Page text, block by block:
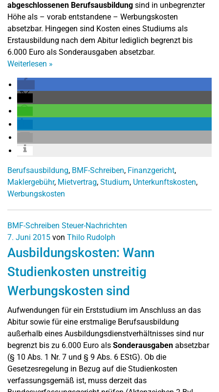
abgeschlossenen Berufsausbildung sind in unbegrenzter
Höhe als – vorab entstandene – Werbungskosten
absetzbar. Hingegen sind Kosten eines Studiums als
Erstausbildung nach dem Abitur lediglich begrenzt bis
6.000 Euro als Sonderausgaben absetzbar.
Weiterlesen »
Berufsausbildung, BMF-Schreiben, Finanzgericht,
Maklergebühr, Mietvertrag, Studium, Unterkunftskosten,
Werbungskosten
BMF-Schreiben Steuer-Nachrichten
7. Juni 2015 von Thilo Rudolph
Ausbildungskosten: Wann
Studienkosten unstreitig
Werbungskosten sind
Aufwendungen für ein Erststudium im Anschluss an das
Abitur sowie für eine erstmalige Berufsausbildung
außerhalb eines Ausbildungsdienstverhältnisses sind nur
begrenzt bis zu 6.000 Euro als Sonderausgaben absetzbar
(§ 10 Abs. 1 Nr. 7 und § 9 Abs. 6 EStG). Ob die
Gesetzesregelung in Bezug auf die Studienkosten
verfassungsgemäß ist, muss derzeit das